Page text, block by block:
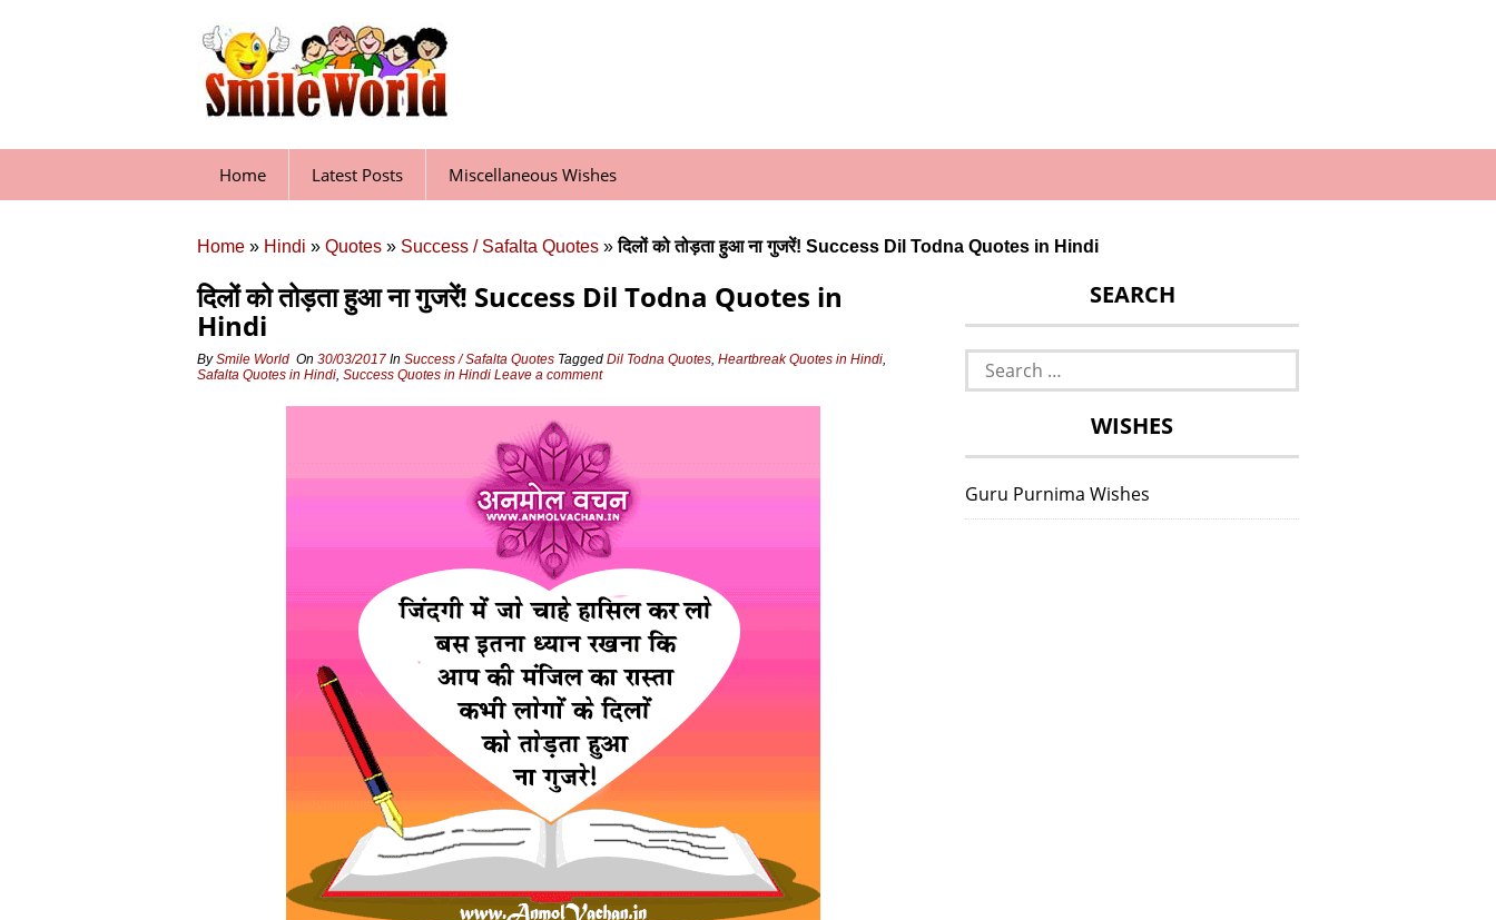
Home Latest Posts Miscellaneous Wishes
Home » Hindi » Quotes » Success / Safalta Quotes »दिलों को तोड़ता हुआ ना गुजरें! Success Dil Todna Quotes in Hindi
दिलों को तोड़ता हुआ ना गुजरें! Success Dil Todna Quotes in
Hindi
BySmile World On 30/03/2017 In Success / Safalta Quotes Tagged Dil Todna Quotes, Heartbreak Quotes in Hindi,
Safalta Quotes in Hindi, Success Quotes in Hindi Leave a comment
SEARCH
Search
for:
WISHES
Guru Purnima Wishes